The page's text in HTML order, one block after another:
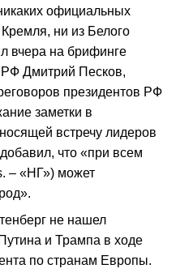
официальных
Кремля, ни из Белого
вчера на брифинге
РФ Дмитрий Песков,
президентов РФ
заметки в
встречу лидеров
что «при всем
– «НГ») может
не нашел
и Трампа в ходе
по странам Европы.